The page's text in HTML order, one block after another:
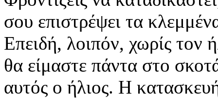
σου επιστρέψει τα
Επειδή, λοιπόν, χωρίς τον
θα είμαστε πάντα στο
αυτός ο ήλιος. Η